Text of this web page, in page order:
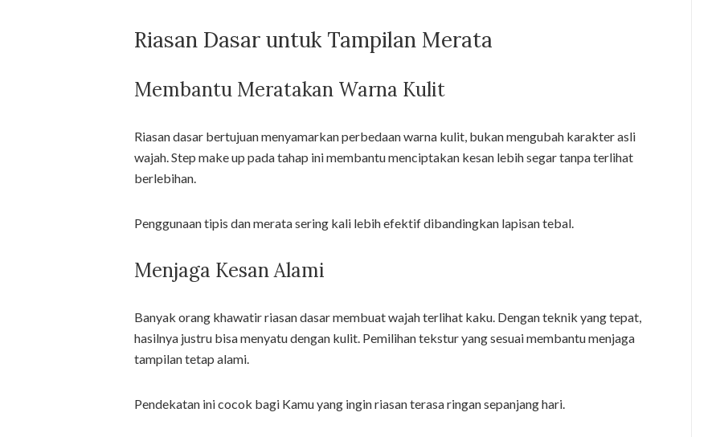
Riasan Dasar untuk Tampilan Merata
Membantu Meratakan Warna Kulit
Riasan dasar bertujuan menyamarkan perbedaan warna kulit, bukan mengubah karakter asli
wajah. Step make up pada tahap ini membantu menciptakan kesan lebih segar tanpa terlihat
berlebihan.
Penggunaan tipis dan merata sering kali lebih efektif dibandingkan lapisan tebal.
Menjaga Kesan Alami
Banyak orang khawatir riasan dasar membuat wajah terlihat kaku. Dengan teknik yang tepat,
hasilnya justru bisa menyatu dengan kulit. Pemilihan tekstur yang sesuai membantu menjaga
tampilan tetap alami.
Pendekatan ini cocok bagi Kamu yang ingin riasan terasa ringan sepanjang hari.